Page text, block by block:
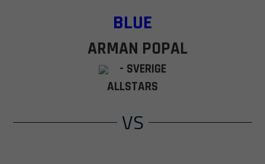
BLUE
ARMAN POPAL
- SVERIGE
ALLSTARS
VS